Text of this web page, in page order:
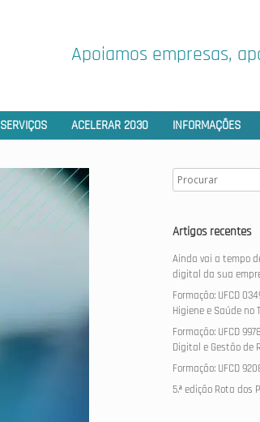
Apoiamos empresas,
SERVIÇOS ACELERAR 2030 INFORMAÇÕES
Artigos recentes
Ainda vai a tempo
digital da sua
Formação: UFCD
Higiene e Saúde no
Formação: UFCD
Digital e Gestão de
Formação: UFCD
5.ª edição Rota dos